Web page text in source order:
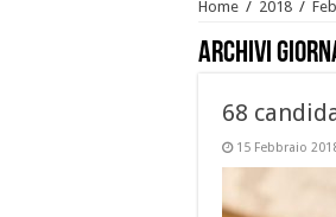
Home / 2018 /
Archivi
68
15 Febbraio